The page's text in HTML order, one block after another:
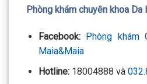
Phòng khám chuyên khoa Da
Facebook:
Phòng khám
Maia&Maia
Hotline:18004888 và